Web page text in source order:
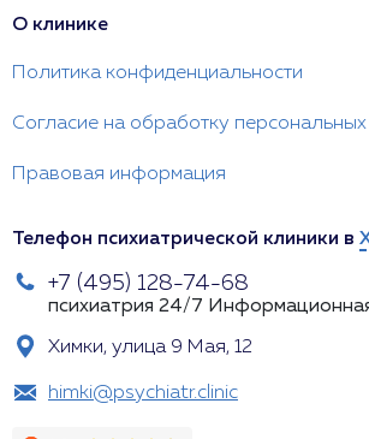
О клинике
Политика конфиденциальности
Согласие на обработку
Правовая информация
Телефон психиатрической клиники в
+7 (495) 128-74-68
психиатрия 24/7
Химки, улица 9 Мая, 12
himki@psychiatr.clinic